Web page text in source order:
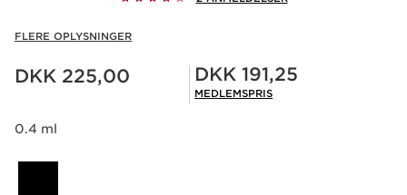
FLERE OPLYSNINGER
Nuværende pris DKK 225,00
DKK 225,00 Medlemspris DKK 191,25
DKK 191,25
MEDLEMSPRIS
0.4 ml